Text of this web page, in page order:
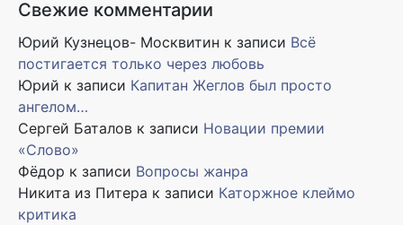
Свежие комментарии
Юрий Кузнецов- Москвитин к записи Всё
постигается только через любовь
Юрий к записи Капитан Жеглов был просто
ангелом…
Сергей Баталов к записи Новации премии
«Слово»
Фёдор к записи Вопросы жанра
Никита из Питера к записи Каторжное клеймо
критика